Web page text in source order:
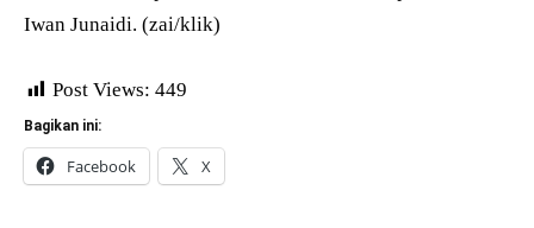
Iwan Junaidi. (zai/klik)
Post Views: 449
Bagikan ini:
Facebook X